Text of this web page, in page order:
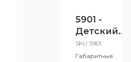
5901 -
Детский
игровой
комплекс
SKU: 5901
Габаритные